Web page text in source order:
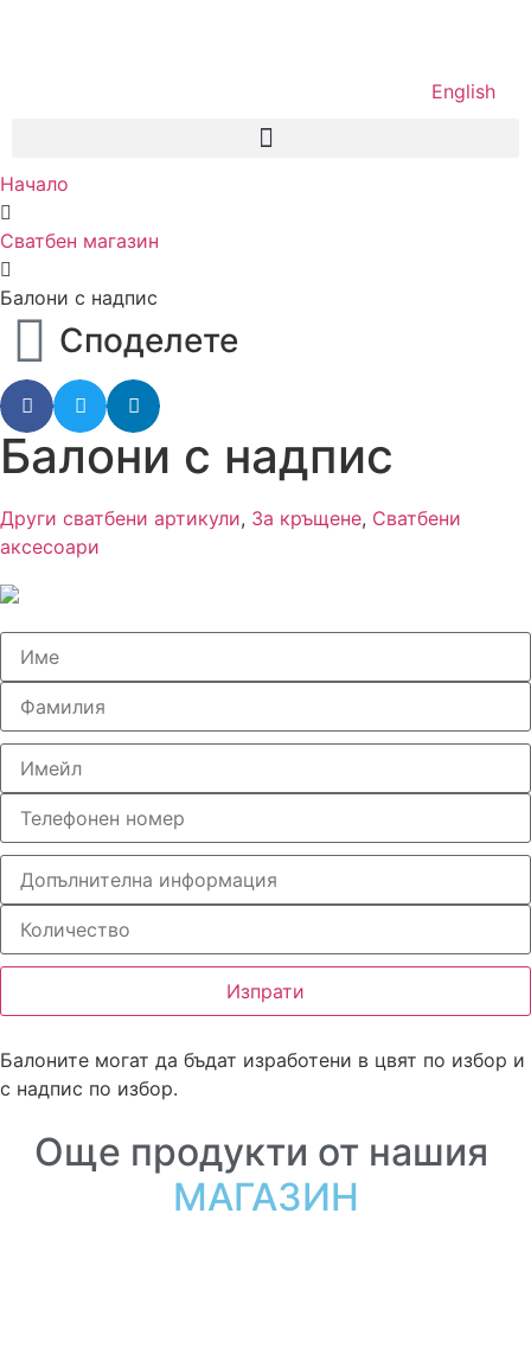
English
Начало
Сватбен магазин
Балони с надпис
Споделете
Балони с надпис
Други сватбени артикули, За кръщене, Сватбени
аксесоари
Изпрати
Балоните могат да бъдат изработени в цвят по избор и
с надпис по избор.
Още продукти от нашия
МАГАЗИН